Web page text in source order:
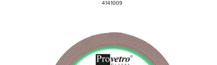
4141009